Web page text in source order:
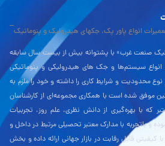
انواع پاور پک، جکهای هیدرولیک و پنوماتیک
صنعت غرب» با پشتوانه بیش از بیست سال سابقه
سیستم‌ها و جک های هیدرولیکی و پنوماتیکی
محدودیت و شرایط کاری را داشته و خود را ملزم به
شده است با همکاری مجموعه‌ای از کارشناسان
که با بهره‌گیری از دانش نظری، علم روز، تجربیات
و باتجربه با مدارک معتبر تحصیلی مرتبط در داخل و
قابل رقابت در بازار جهانی ارائه داده و بخش